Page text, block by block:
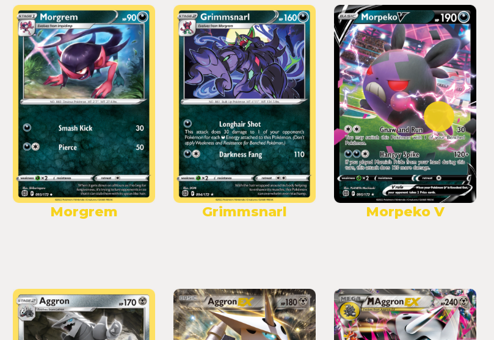
Morgrem Grimmsnarl Morpeko V